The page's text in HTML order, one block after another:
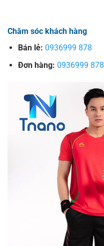
Chăm sóc khách hàng
Bán lẻ: 0936999 878
Đơn hàng: 0936999 878